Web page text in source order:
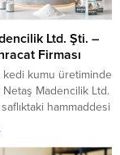
Ltd. Şti. –
Firması
kedi kumu üretiminde
Netaş Madencilik Ltd.
hammaddesi
altyapısıyla ihracat
bentonit ve